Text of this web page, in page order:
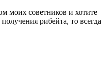
моих советников и хотите
рибейта, то всегда